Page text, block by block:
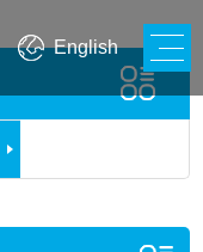
English